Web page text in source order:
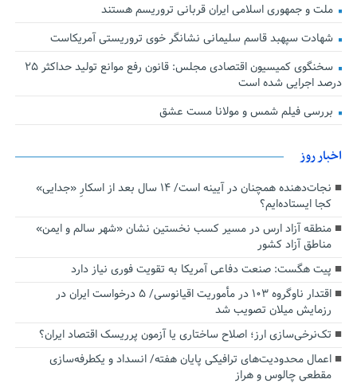
ملت و جمهوری اسلامی ایران قربانی تروریسم هستند
شهادت سپهبد قاسم سلیمانی نشانگر خوی تروریستی آمریکاست
سخنگوی کمیسیون اقتصادی مجلس: قانون رفع موانع تولید حداکثر ۲۵
درصد اجرایی شده است
بررسی فیلم شمس و مولانا مست عشق
اخبار روز
نجات‌دهنده‌ همچنان در آیینه است/ ۱۴ سال بعد از اسکارِ «جدایی»
کجا ایستاده‌ایم؟
منطقه آزاد ارس در مسیر کسب نخستین نشان «شهر سالم و ایمن»
مناطق آزاد کشور
پیت هگست: صنعت دفاعی آمریکا به تقویت فوری نیاز دارد
اقتدار ناوگروه ۱۰۳ در مأموریت‌ اقیانوسی/ ۵ درخواست ایران در
رزمایش میلان تصویب شد
تک‌نرخی‌سازی ارز؛ اصلاح ساختاری یا آزمون پرریسک اقتصاد ایران؟
اعمال محدودیت‌های ترافیکی پایان هفته/ انسداد و یکطرفه‌سازی
مقطعی چالوس و هراز